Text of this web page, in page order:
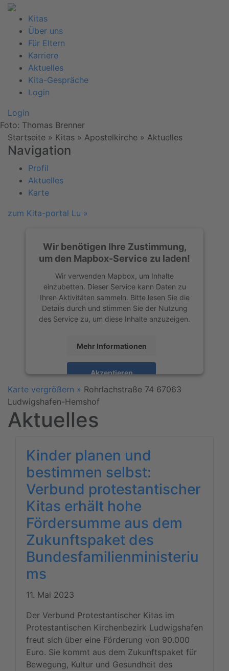
Kitas
Über uns
Für Eltern
Karriere
Aktuelles
Kita-Gespräche
Login
Login
Foto: Thomas Brenner
Startseite » Kitas » Apostelkirche » Aktuelles
Navigation
Profil
Aktuelles
Karte
zum Kita-portal Lu »
Wir benötigen Ihre Zustimmung,
um den Mapbox-Service zu laden!
Wir verwenden Mapbox, um Inhalte
einzubetten. Dieser Service kann Daten zu
Ihren Aktivitäten sammeln. Bitte lesen Sie die
Details durch und stimmen Sie der Nutzung
des Service zu, um diese Inhalte anzuzeigen.
Mehr Informationen
Akzeptieren
powered byUsercentrics Consent
Management Platform
Karte vergrößern » Rohrlachstraße 74 67063
Ludwigshafen-Hemshof
Aktuelles
Kinder planen und
bestimmen selbst:
Verbund protestantischer
Kitas erhält hohe
Fördersumme aus dem
Zukunftspaket des
Bundesfamilienministeriu
ms
11. Mai 2023
Der Verbund Protestantischer Kitas im
Protestantischen Kirchenbezirk Ludwigshafen
freut sich über eine Förderung von 90.000
Euro. Sie kommt aus dem Zukunftspaket für
Bewegung, Kultur und Gesundheit des